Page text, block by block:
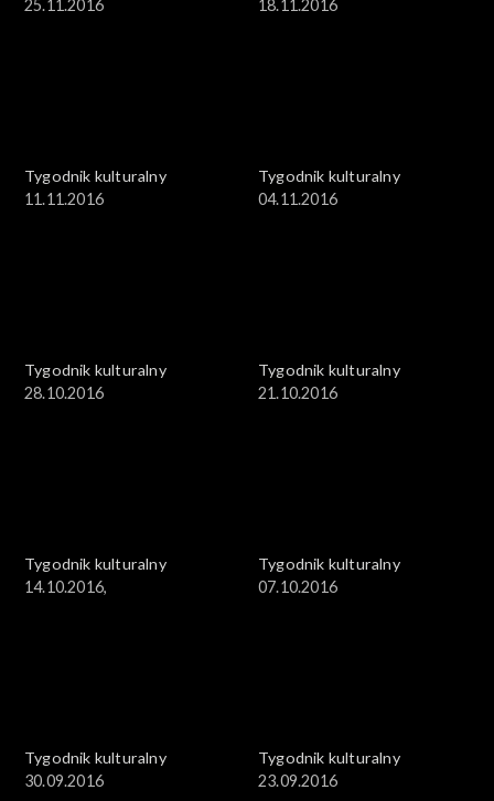
25.11.2016
18.11.2016
Tygodnik kulturalny
11.11.2016
Tygodnik kulturalny
04.11.2016
Tygodnik kulturalny
28.10.2016
Tygodnik kulturalny
21.10.2016
Tygodnik kulturalny
14.10.2016,
Tygodnik kulturalny
07.10.2016
Tygodnik kulturalny
30.09.2016
Tygodnik kulturalny
23.09.2016